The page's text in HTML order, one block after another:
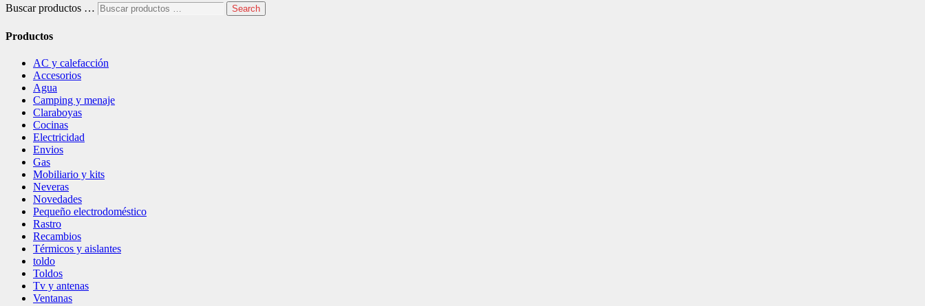
Buscar productos … Search
Productos
AC y calefacción
Accesorios
Agua
Camping y menaje
Claraboyas
Cocinas
Electricidad
Envios
Gas
Mobiliario y kits
Neveras
Novedades
Pequeño electrodoméstico
Rastro
Recambios
Térmicos y aislantes
toldo
Toldos
Tv y antenas
Ventanas